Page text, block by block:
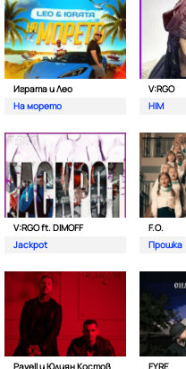
Играта и Лео
На морето
V:RGO
HIM
V:RGO ft. DIMOFF
Jackpot
F.O.
Прошка
Pavell и Юлиян Костов
FYRE